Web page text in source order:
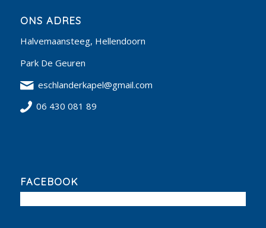
ONS ADRES
Halvemaansteeg, Hellendoorn
Park De Geuren
eschlanderkapel@gmail.com
06 430 081 89
FACEBOOK